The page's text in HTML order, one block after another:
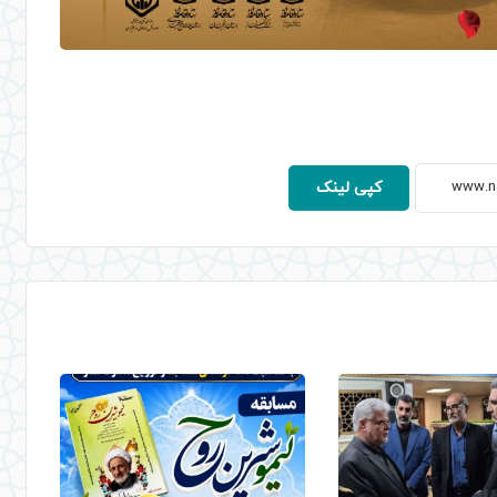
کپی لینک